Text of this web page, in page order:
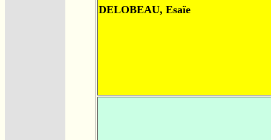
DELOBEAU, Esaïe